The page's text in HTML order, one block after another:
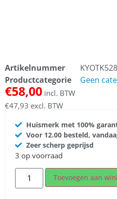
Artikelnummer
Productcategorie
Geen
€58,00 incl. BTW
€47,93 excl. BTW
Huismerk met 100%
Voor 12.00 besteld,
Zeer scherp geprijsd
3 op voorraad
Toevoegen aan